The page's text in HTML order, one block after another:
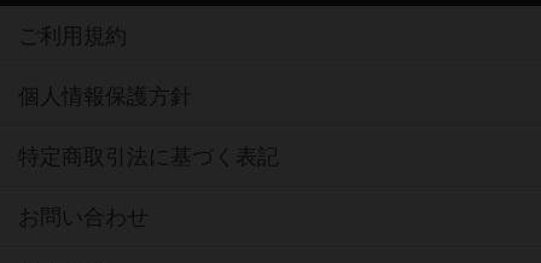
ご利用規約
個人情報保護方針
特定商取引法に基づく表記
お問い合わせ